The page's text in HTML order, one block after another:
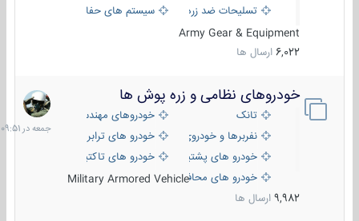
تسلیحات ضد زره
سیستم های حفاظت فعال
Army Gear & Equipment
6,022 ارسال ها
خودروهای نظامی و زره پوش ها
تانک
خودروهای مهندسی
نفربرها و خودروی های رزمی پیاده نظام
خودرو های ترابری نظامی
خودرو های پشتیبانی آتش ، شناسایی و ضد تانک
خودرو های تاکتیکی نظامی
خودرو های محافظت شدهMilitary Armored Vehicle
9,982 ارسال ها
جمعه
در
09:51